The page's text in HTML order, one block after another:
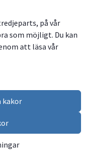
på vår
som möjligt. Du kan
att läsa vår
kakor